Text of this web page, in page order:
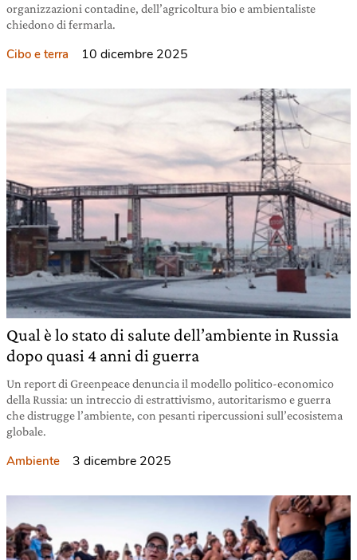
organizzazioni contadine, dell’agricoltura bio e ambientaliste
chiedono di fermarla.
Cibo e terra 10 dicembre 2025
Qual è lo stato di salute dell’ambiente in Russia
dopo quasi 4 anni di guerra
Un report di Greenpeace denuncia il modello politico-economico
della Russia: un intreccio di estrattivismo, autoritarismo e guerra
che distrugge l’ambiente, con pesanti ripercussioni sull’ecosistema
globale.
Ambiente 3 dicembre 2025